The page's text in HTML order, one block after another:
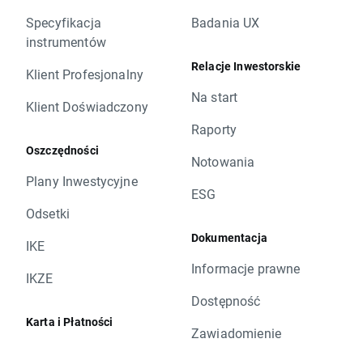
Specyfikacja
instrumentów
Klient Profesjonalny
Klient Doświadczony
Oszczędności
Plany Inwestycyjne
Odsetki
IKE
IKZE
Karta i Płatności
Badania UX
Relacje Inwestorskie
Na start
Raporty
Notowania
ESG
Dokumentacja
Informacje prawne
Dostępność
Zawiadomienie